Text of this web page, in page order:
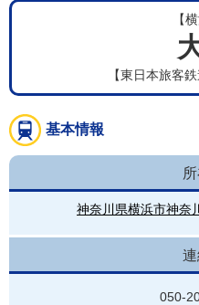
【
【東日本旅客
基本情報
神奈川県横浜市神奈
050-